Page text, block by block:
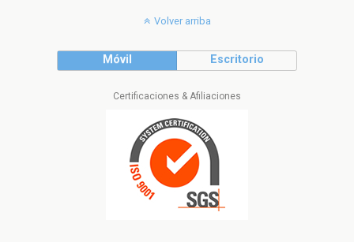
Volver arriba
Móvil Escritorio
Certificaciones & Afiliaciones